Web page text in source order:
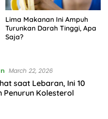
Lima Makanan Ini Ampuh
Turunkan Darah Tinggi, Apa
Saja?
March 22, 2026
saat Lebaran, Ini 10
Penurun Kolesterol